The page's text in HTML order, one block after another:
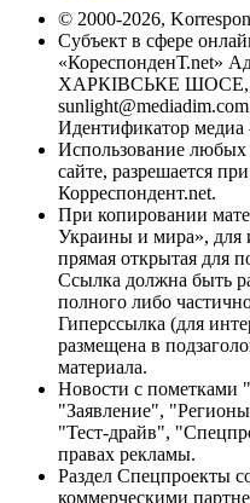
© 2000-2026,
Субъект в сфере
«КореспонденТ.net»
ХАРКІВСЬКЕ ШОСЕ,
Идентификатор медиа
Использование
сайте, разрешается
Корреспондент.net.
При копировании
Украины и мира», для
прямая открытая для
Ссылка должна быть
полного либо
Гиперссылка (для
размещена в
материала.
Новости с пометками
"Заявление",
"Тест-драйв",
правах рекламы.
Раздел Спецпроекты
коммерческими